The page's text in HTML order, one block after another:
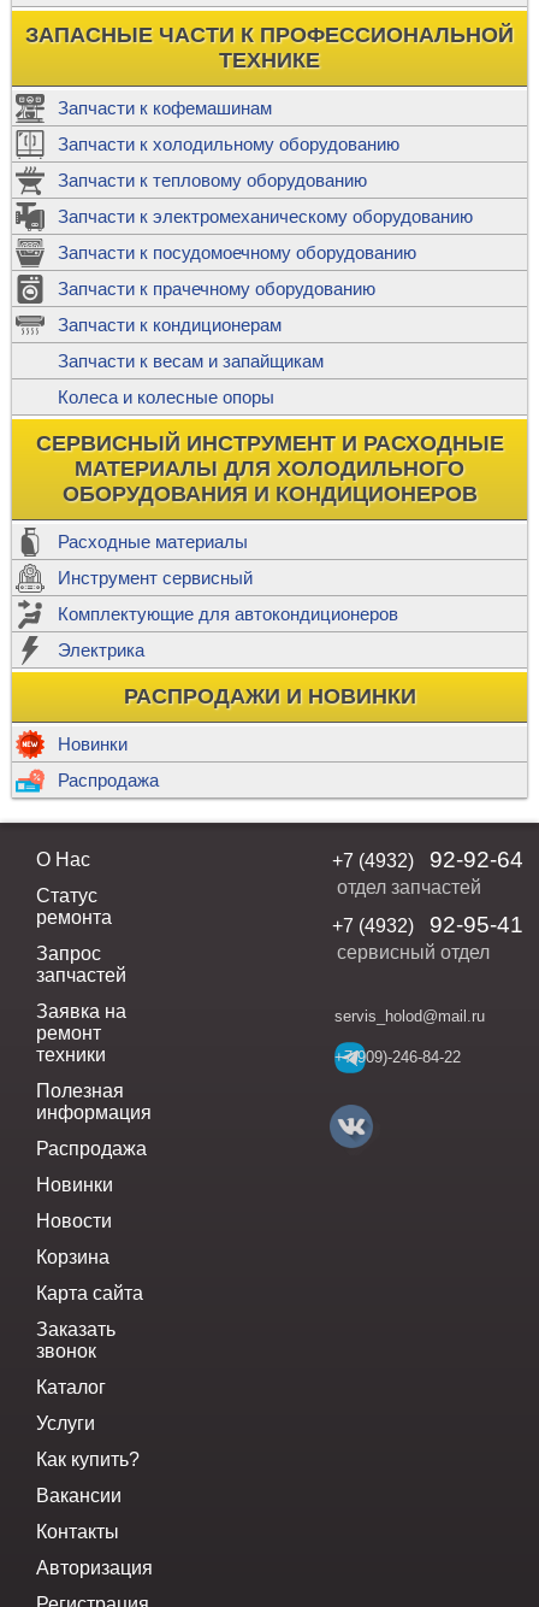
ЗАПАСНЫЕ ЧАСТИ К ПРОФЕССИОНАЛЬНОЙ
ТЕХНИКЕ
Запчасти к кофемашинам
Запчасти к холодильному оборудованию
Запчасти к тепловому оборудованию
Запчасти к электромеханическому оборудованию
Запчасти к посудомоечному оборудованию
Запчасти к прачечному оборудованию
Запчасти к кондиционерам
Запчасти к весам и запайщикам
Колеса и колесные опоры
СЕРВИСНЫЙ ИНСТРУМЕНТ И РАСХОДНЫЕ
МАТЕРИАЛЫ ДЛЯ ХОЛОДИЛЬНОГО
ОБОРУДОВАНИЯ И КОНДИЦИОНЕРОВ
Расходные материалы
Инструмент сервисный
Комплектующие для автокондиционеров
Электрика
РАСПРОДАЖИ И НОВИНКИ
Новинки
Распродажа
О Нас
Статус
ремонта
Запрос
запчастей
Заявка на
ремонт
техники
Полезная
информация
Распродажа
Новинки
Новости
Корзина
Карта сайта
Заказать
звонок
Каталог
Услуги
Как купить?
Вакансии
Контакты
Авторизация
+7 (4932) 92-92-64
отдел запчастей
+7 (4932)
92-95-41
сервисный отдел
servis_holod@mail.ru
+7(909)-246-84-22